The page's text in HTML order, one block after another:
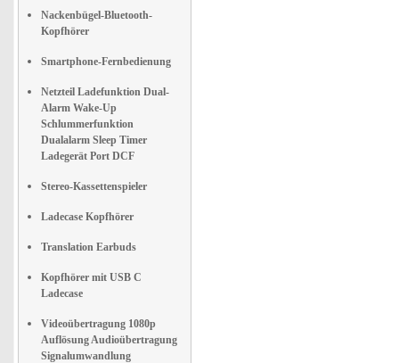
Nackenbügel-Bluetooth-
Kopfhörer
Smartphone-Fernbedienung
Netzteil Ladefunktion Dual-
Alarm Wake-Up
Schlummerfunktion
Dualalarm Sleep Timer
Ladegerät Port DCF
Stereo-Kassettenspieler
Ladecase Kopfhörer
Translation Earbuds
Kopfhörer mit USB C
Ladecase
Videoübertragung 1080p
Auflösung Audioübertragung
Signalumwandlung